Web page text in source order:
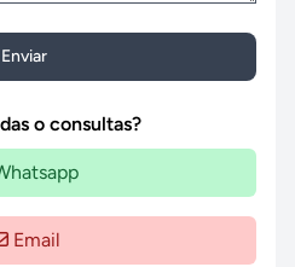
Enviar
o consultas?
Email